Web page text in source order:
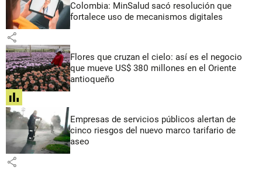
Colombia: MinSalud sacó resolución que
fortalece uso de mecanismos digitales
share
Flores que cruzan el cielo: así es el negocio
que mueve US$ 380 millones en el Oriente
antioqueño
share
Empresas de servicios públicos alertan de
cinco riesgos del nuevo marco tarifario de
aseo
share